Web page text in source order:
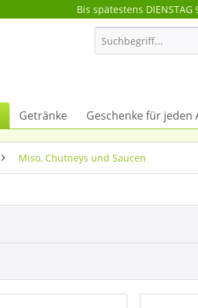
Bis spätestens
Getränke Geschenke für jeden
Miso, Chutneys und Saucen